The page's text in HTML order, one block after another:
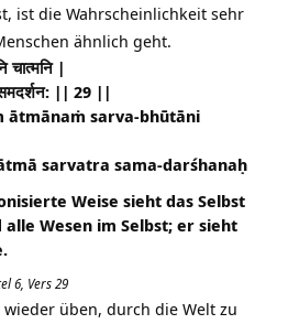
ist die Wahrscheinlichkeit sehr
ähnlich geht.
चात्मनि |
समदर्शन: || 29 ||
ātmānaṁ sarva-bhūtāni
sarvatra sama-darśhanaḥ
Weise sieht das Selbst
alle Wesen im Selbst; er sieht
6, Vers 29
üben, durch die Welt zu